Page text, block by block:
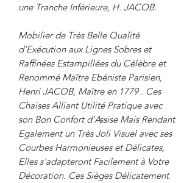
une Tranche Inférieure, H. JACOB.
Mobilier de Très Belle Qualité
d'Exécution aux Lignes Sobres et
Raffinées Estampillées du Célèbre et
Renommé Maître Ebéniste Parisien,
Henri JACOB, Maître en 1779 . Ces
Chaises Alliant Utilité Pratique avec
son Bon Confort d'Assise Mais Rendant
Egalement un Très Joli Visuel avec ses
Courbes Harmonieuses et Délicates,
Elles s'adapteront Facilement à Votre
Décoration. Ces Sièges Délicatement